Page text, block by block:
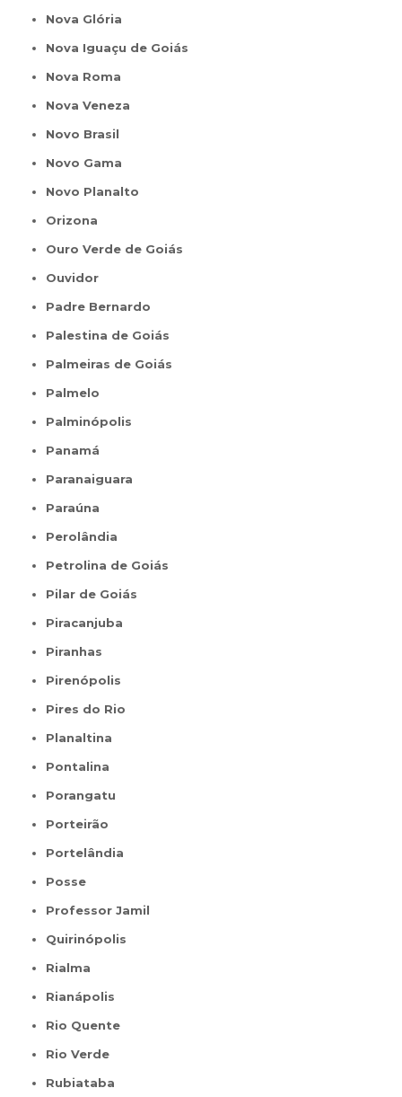
Nova Glória
Nova Iguaçu de Goiás
Nova Roma
Nova Veneza
Novo Brasil
Novo Gama
Novo Planalto
Orizona
Ouro Verde de Goiás
Ouvidor
Padre Bernardo
Palestina de Goiás
Palmeiras de Goiás
Palmelo
Palminópolis
Panamá
Paranaiguara
Paraúna
Perolândia
Petrolina de Goiás
Pilar de Goiás
Piracanjuba
Piranhas
Pirenópolis
Pires do Rio
Planaltina
Pontalina
Porangatu
Porteirão
Portelândia
Posse
Professor Jamil
Quirinópolis
Rialma
Rianápolis
Rio Quente
Rio Verde
Rubiataba